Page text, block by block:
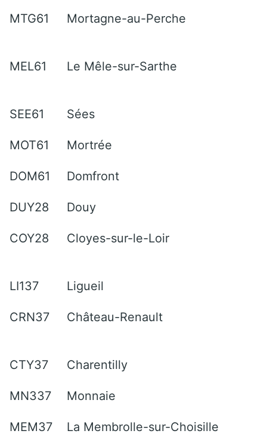
MTG61 Mortagne-au-Perche
MEL61 Le Mêle-sur-Sarthe
SEE61 Sées
MOT61 Mortrée
DOM61 Domfront
DUY28 Douy
COY28 Cloyes-sur-le-Loir
LI137 Ligueil
CRN37 Château-Renault
CTY37 Charentilly
MN337 Monnaie
MEM37 La Membrolle-sur-Choisille